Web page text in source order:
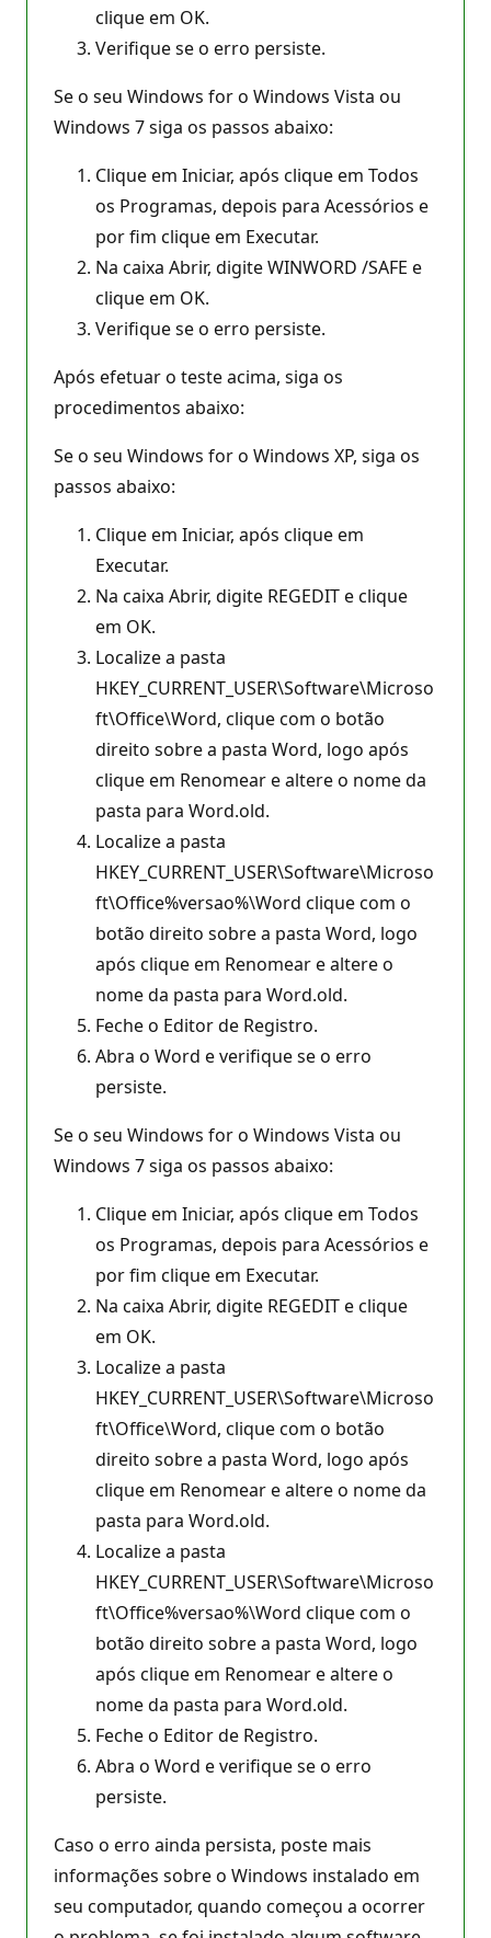
clique em OK.
Verifique se o erro persiste.
Se o seu Windows for o Windows Vista ou
Windows 7 siga os passos abaixo:
Clique em Iniciar, após clique em Todos
os Programas, depois para Acessórios e
por fim clique em Executar.
Na caixa Abrir, digite WINWORD /SAFE e
clique em OK.
Verifique se o erro persiste.
Após efetuar o teste acima, siga os
procedimentos abaixo:
Se o seu Windows for o Windows XP, siga os
passos abaixo:
Clique em Iniciar, após clique em
Executar.
Na caixa Abrir, digite REGEDIT e clique
em OK.
Localize a pasta
HKEY_CURRENT_USER\Software\Microso
ft\Office\Word, clique com o botão
direito sobre a pasta Word, logo após
clique em Renomear e altere o nome da
pasta para Word.old.
Localize a pasta
HKEY_CURRENT_USER\Software\Microso
ft\Office%versao%\Word clique com o
botão direito sobre a pasta Word, logo
após clique em Renomear e altere o
nome da pasta para Word.old.
Feche o Editor de Registro.
Abra o Word e verifique se o erro
persiste.
Se o seu Windows for o Windows Vista ou
Windows 7 siga os passos abaixo:
Clique em Iniciar, após clique em Todos
os Programas, depois para Acessórios e
por fim clique em Executar.
Na caixa Abrir, digite REGEDIT e clique
em OK.
Localize a pasta
HKEY_CURRENT_USER\Software\Microso
ft\Office\Word, clique com o botão
direito sobre a pasta Word, logo após
clique em Renomear e altere o nome da
pasta para Word.old.
Localize a pasta
HKEY_CURRENT_USER\Software\Microso
ft\Office%versao%\Word clique com o
botão direito sobre a pasta Word, logo
após clique em Renomear e altere o
nome da pasta para Word.old.
Feche o Editor de Registro.
Abra o Word e verifique se o erro
persiste.
Caso o erro ainda persista, poste mais
informações sobre o Windows instalado em
seu computador, quando começou a ocorrer